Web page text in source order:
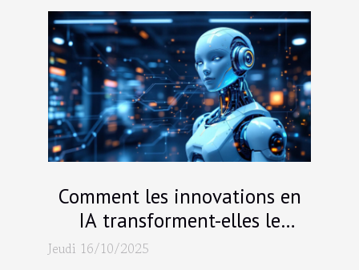
Comment les innovations en
IA transforment-elles le
marketing digital ?
Jeudi 16/10/2025